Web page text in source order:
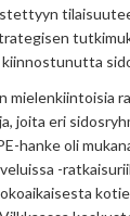
mielenkiintoisia
joita eri
hanke oli
-